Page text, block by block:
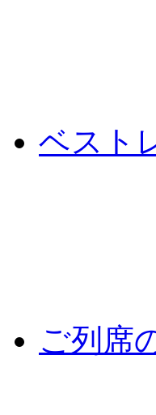
ベスト
ご列席